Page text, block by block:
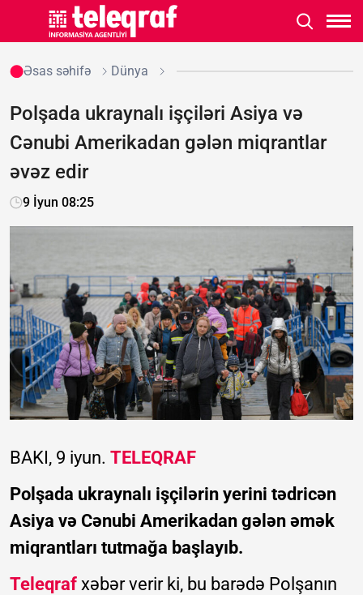
Əsas səhifə Dünya
Polşada ukraynalı işçiləri Asiya və
Cənubi Amerikadan gələn miqrantlar
əvəz edir
9 İyun 08:25
BAKI, 9 iyun. TELEQRAF
Polşada ukraynalı işçilərin yerini tədricən
Asiya və Cənubi Amerikadan gələn əmək
miqrantları tutmağa başlayıb.
Teleqraf xəbər verir ki, bu barədə Polşanın